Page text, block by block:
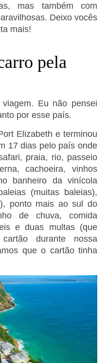
mas também com
Deixo vocês
mais!
pela
Eu não pensei
por esse país.
Elizabeth e terminou
17 dias pelo país onde
praia, rio, passeio
cachoeira, vinhos
banheiro da vinícola
(muitas baleias),
ponto mais ao sul do
de chuva, comida
e duas multas (que
durante nossa
que o cartão tinha